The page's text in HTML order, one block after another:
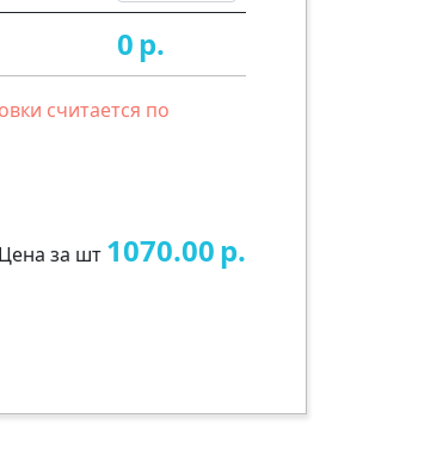
0р.
считается по
Цена за шт 1070.00р.